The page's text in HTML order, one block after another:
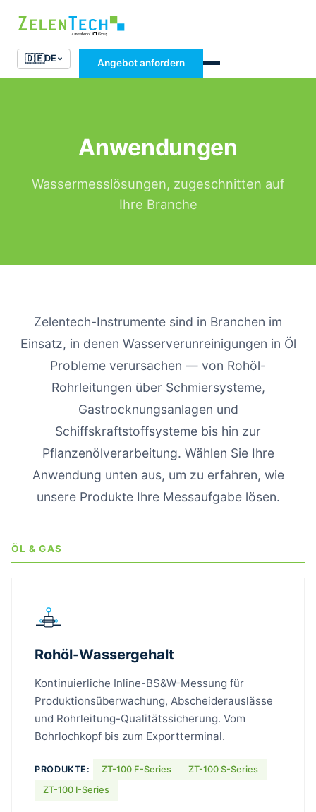
🇩🇪DE Angebot anfordern
Anwendungen
Wassermesslösungen, zugeschnitten auf
Ihre Branche
Zelentech-Instrumente sind in Branchen im
Einsatz, in denen Wasserverunreinigungen in Öl
Probleme verursachen — von Rohöl-
Rohrleitungen über Schmiersysteme,
Gastrocknungsanlagen und
Schiffskraftstoffsysteme bis hin zur
Pflanzenölverarbeitung. Wählen Sie Ihre
Anwendung unten aus, um zu erfahren, wie
unsere Produkte Ihre Messaufgabe lösen.
ÖL & GAS
Rohöl-Wassergehalt
Kontinuierliche Inline-BS&W-Messung für
Produktionsüberwachung, Abscheiderauslässe
und Rohrleitung-Qualitätssicherung. Vom
Bohrlochkopf bis zum Exportterminal.
PRODUKTE: ZT-100 F-Series
ZT-100 S-Series
ZT-100 I-Series